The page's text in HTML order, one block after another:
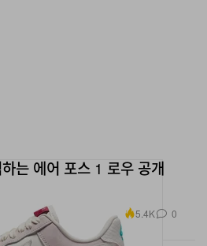
는 에어 포스 1 로우 공개
5.4K 0